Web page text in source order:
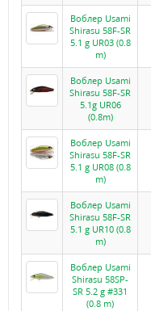
Воблер Usami
Shirasu 58F-SR
5.1 g UR03 (0.8
m)
Воблер Usami
Shirasu 58F-SR
5.1g UR06
(0.8m)
Воблер Usami
Shirasu 58F-SR
5.1 g UR08 (0.8
m)
Воблер Usami
Shirasu 58F-SR
5.1 g UR10 (0.8
m)
Воблер Usami
Shirasu 58SP-
SR 5.2 g #331
(0.8 m)